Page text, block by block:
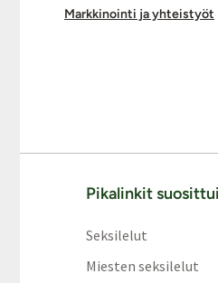
Markkinointi ja yhteistyöt
Pikalinkit
Seksilelut
Miesten seksilelut